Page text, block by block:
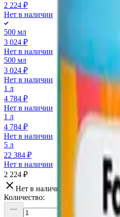
2 224 ₽
Нет в наличии
500 мл
3 024 ₽
Нет в наличии
500 мл
3 024 ₽
Нет в наличии
1 л
4 784 ₽
Нет в наличии
1 л
4 784 ₽
Нет в наличии
5 л
22 384 ₽
Нет в наличии
2 224 ₽
Нет в наличии
Количество: